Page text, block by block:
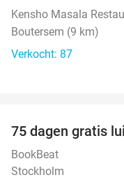
Kensho Masala
Boutersem (9 km)
Verkocht: 87
75 dagen gratis
BookBeat
Stockholm